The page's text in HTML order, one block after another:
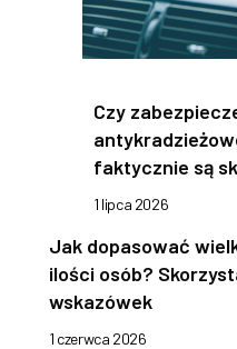
Czy
faktycznie są
1 lipca 2026
Jak dopasować
ilości osób?
wskazówek
1 czerwca 2026